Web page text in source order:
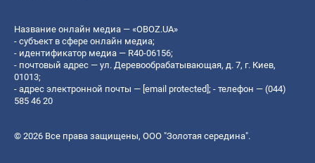
Название онлайн медиа — «OBOZ.UA»
- субъект в сфере онлайн медиа;
- идентификатор медиа — R40-06156;
- почтовый адрес — ул. Деревообрабатывающая, д. 7, г. Киев,
01013;
- адрес электронной почты — [email protected]; - телефон — (044)
585 46 20
© 2026 Все права защищены, ООО "Золотая середина".